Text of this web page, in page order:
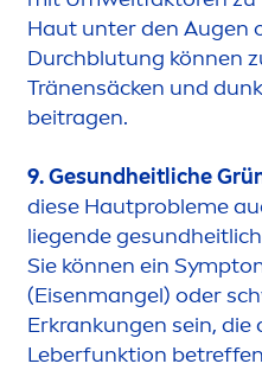
Haut unter den Augen
Durchblutung können
Tränensäcken und
beitragen.
9. Gesundheitliche
diese Hautprobleme
liegende gesun
Sie können ein
(Eisenmangel) oder
Erkrankungen sein, die
Leberfunktion